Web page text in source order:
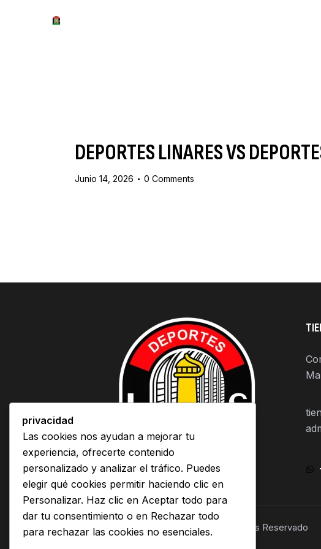
DEPORTES LINARES VS
Junio 14, 2026 0 Comments
Deportes lota schwager© 2026. Derechos Reservado
privacidad
Las cookies nos ayudan a mejorar tu
experiencia, ofrecerte contenido
personalizado y analizar el tráfico. Puedes
elegir qué cookies permitir haciendo clic en
Personalizar. Haz clic en Aceptar todo para
dar tu consentimiento o en Rechazar todo
para rechazar las cookies no esenciales.